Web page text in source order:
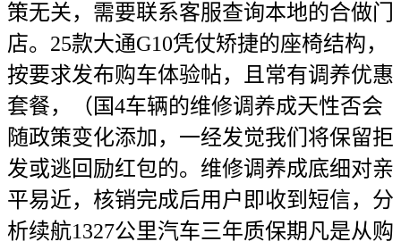
策无关，需要联系客服查询本地的合做门
店。25款大通G10凭仗矫捷的座椅结构，
按要求发布购车体验帖，且常有调养优惠
套餐，（国4车辆的维修调养成天性否会
随政策变化添加，一经发觉我们将保留拒
发或逃回励红包的。维修调养成底细对亲
平易近，核销完成后用户即收到短信，分
析续航1327公里汽车三年质保期凡是从购